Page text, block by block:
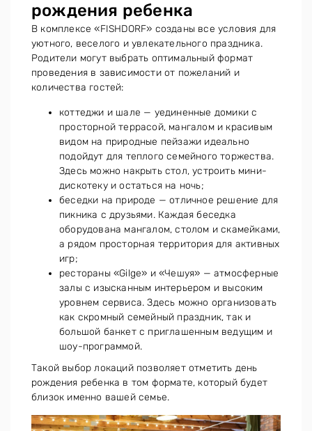
рождения ребенка
В комплексе «FISHDORF» созданы все условия для
уютного, веселого и увлекательного праздника.
Родители могут выбрать оптимальный формат
проведения в зависимости от пожеланий и
количества гостей:
коттеджи и шале — уединенные домики с
просторной террасой, мангалом и красивым
видом на природные пейзажи идеально
подойдут для теплого семейного торжества.
Здесь можно накрыть стол, устроить мини-
дискотеку и остаться на ночь;
беседки на природе — отличное решение для
пикника с друзьями. Каждая беседка
оборудована мангалом, столом и скамейками,
а рядом просторная территория для активных
игр;
рестораны «Gilge» и «Чешуя» — атмосферные
залы с изысканным интерьером и высоким
уровнем сервиса. Здесь можно организовать
как скромный семейный праздник, так и
большой банкет с приглашенным ведущим и
шоу-программой.
Такой выбор локаций позволяет отметить день
рождения ребенка в том формате, который будет
близок именно вашей семье.